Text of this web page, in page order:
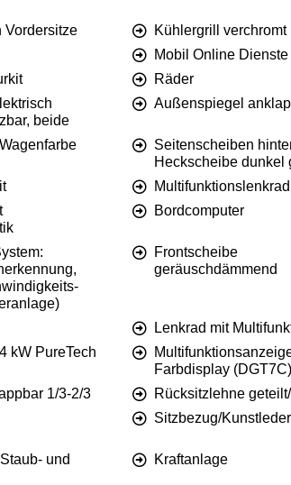
Vordersitze Kühlergrill verchromt
Mobil Online Dienste
Räder
beide
Außenspiegel
Seitenscheiben
Heckscheibe dunkel
Multifunktionslenkrad
Bordcomputer
Frontscheibe
geräuschdämmend
Lenkrad mit
kW PureTech
Farbdisplay (DGT7C)
1/3-2/3 Rücksitzlehne
Sitzbezug/Kunstleder
und
Kraftanlage